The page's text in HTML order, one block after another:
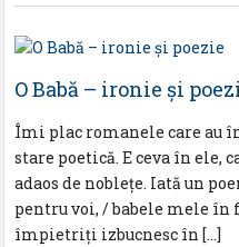
O Babă – ironie și
Îmi plac romanele care au
stare poetică. E ceva în ele,
adaos de noblețe. Iată un
pentru voi, / babele mele
împietriți izbucnesc în […]